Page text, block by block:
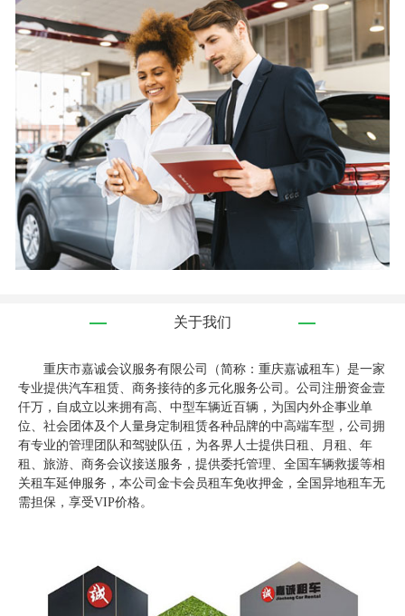
关于我们
重庆市嘉诚会议服务有限公司（简称：重庆嘉诚租车）是一家
专业提供汽车租赁、商务接待的多元化服务公司。公司注册资金壹
仟万，自成立以来拥有高、中型车辆近百辆，为国内外企事业单
位、社会团体及个人量身定制租赁各种品牌的中高端车型，公司拥
有专业的管理团队和驾驶队伍，为各界人士提供日租、月租、年
租、旅游、商务会议接送服务，提供委托管理、全国车辆救援等相
关租车延伸服务，本公司金卡会员租车免收押金，全国异地租车无
需担保，享受VIP价格。